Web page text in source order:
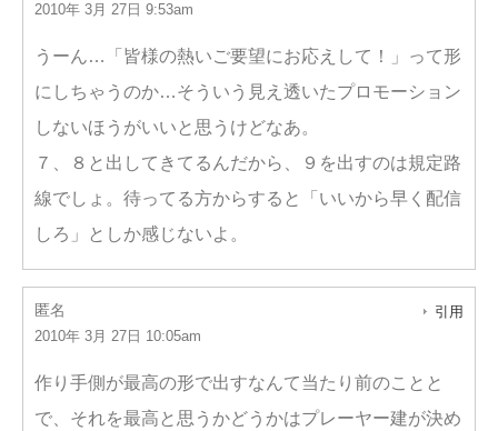
2010年 3月 27日 9:53am
うーん…「皆様の熱いご要望にお応えして！」って形
にしちゃうのか…そういう見え透いたプロモーション
しないほうがいいと思うけどなあ。
７、８と出してきてるんだから、９を出すのは規定路
線でしょ。待ってる方からすると「いいから早く配信
しろ」としか感じないよ。
匿名
2010年 3月 27日 10:05am
引用
作り手側が最高の形で出すなんて当たり前のことと
で、それを最高と思うかどうかはプレーヤー建が決め